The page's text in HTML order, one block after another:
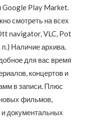
Google Play Market.
смотреть на всех
navigator, VLC, Pot
Наличие архива.
для вас время
концертов и
в записи. Плюс
фильмов,
документальных